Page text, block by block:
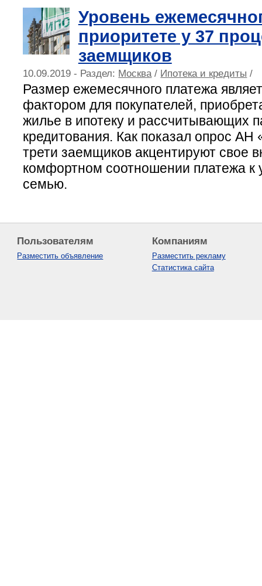
Уровень
приоритете у 37
заемщиков
10.09.2019 - Раздел: Москва / Ипотека и кредиты /
Размер ежемесячного платежа
фактором для покупателей,
жилье в ипотеку и рассчитывающих
кредитования. Как показал опрос
трети заемщиков акцентируют свое
комфортном соотношении платежа к
семью.
Пользователям
Разместить объявление
Компаниям
Разместить рекламу
Статистика сайта